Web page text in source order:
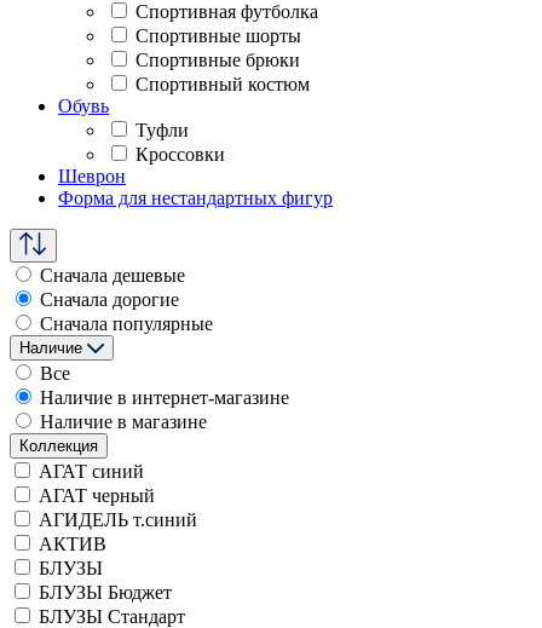
Спортивная футболка
Спортивные шорты
Спортивные брюки
Спортивный костюм
Обувь
Туфли
Кроссовки
Шеврон
Форма для нестандартных фигур
Сначала дешевые
Сначала дорогие
Сначала популярные
Наличие
Все
Наличие в интернет-магазине
Наличие в магазине
Коллекция
АГАТ синий
АГАТ черный
АГИДЕЛЬ т.синий
АКТИВ
БЛУЗЫ
БЛУЗЫ Бюджет
БЛУЗЫ Стандарт